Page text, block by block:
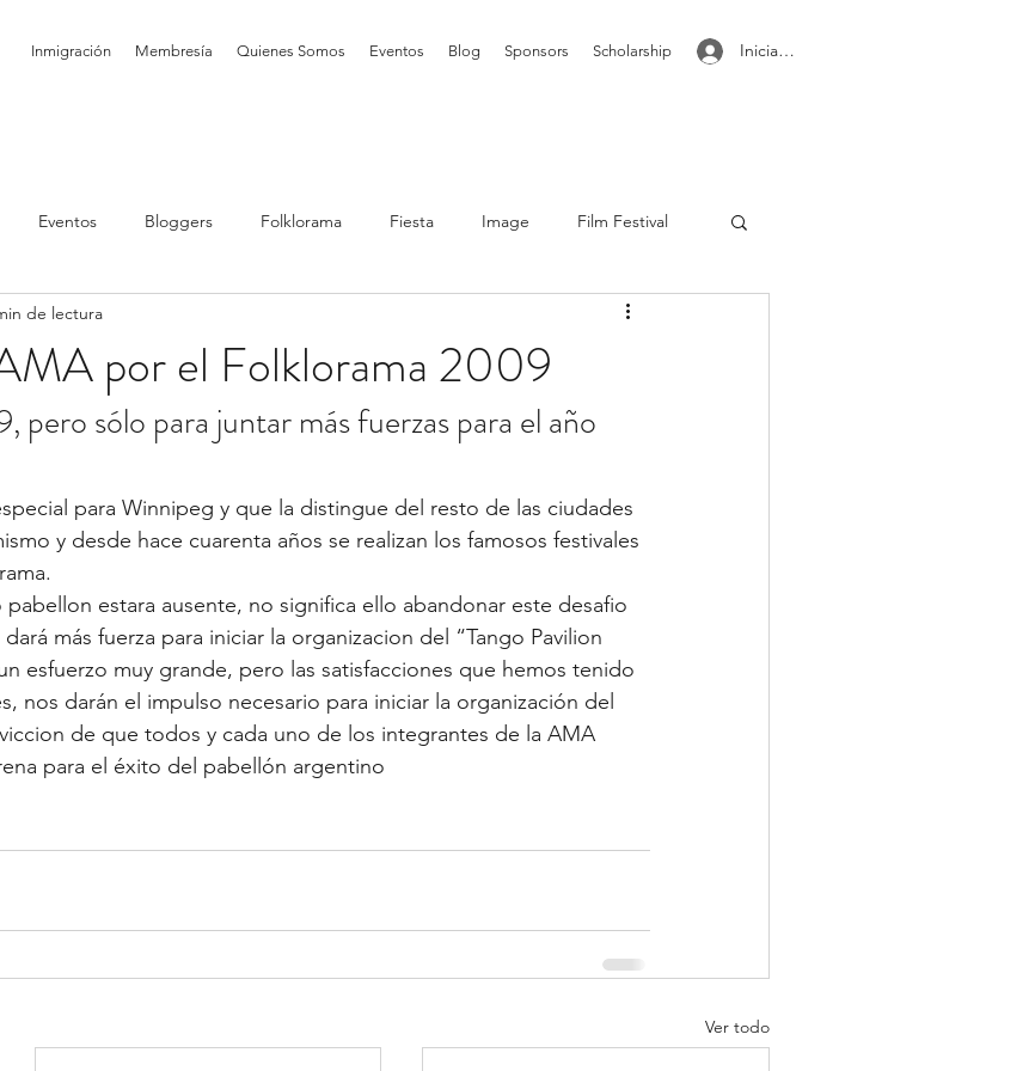
Inmigración Membresía Quienes Somos Eventos Blog Sponsors Scholarship Iniciar sesión
Eventos Bloggers Folklorama Fiesta Image Film Festival
standard
with video Visita exploratoria Text posts
por el Folklorama 2009
de lectura
pero sólo para juntar más fuerzas para el año
para Winnipeg y que la distingue del resto de las ciudades
y desde hace cuarenta años se realizan los famosos festivales
estara ausente, no significa ello abandonar este desafio
más fuerza para iniciar la organizacion del “Tango Pavilion
esfuerzo muy grande, pero las satisfacciones que hemos tenido
nos darán el impulso necesario para iniciar la organización del
de que todos y cada uno de los integrantes de la AMA
para el éxito del pabellón argentino
Ver todo